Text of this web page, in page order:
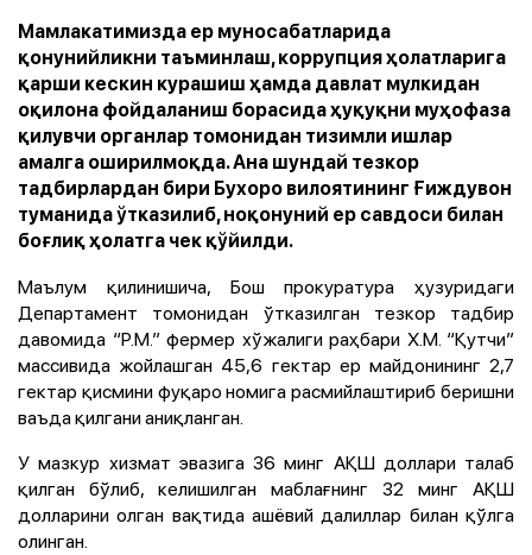
Мамлакатимизда ер муносабатларида
қонунийликни таъминлаш, коррупция ҳолатларига
қарши кескин курашиш ҳамда давлат мулкидан
оқилона фойдаланиш борасида ҳуқуқни муҳофаза
қилувчи органлар томонидан тизимли ишлар
амалга оширилмоқда. Ана шундай тезкор
тадбирлардан бири Бухоро вилоятининг Ғиждувон
туманида ўтказилиб, ноқонуний ер савдоси билан
боғлиқ ҳолатга чек қўйилди.
Маълум қилинишича, Бош прокуратура ҳузуридаги
Департамент томонидан ўтказилган тезкор тадбир
давомида “Р.М.” фермер хўжалиги раҳбари Х.М. “Қутчи”
массивида жойлашган 45,6 гектар ер майдонининг 2,7
гектар қисмини фуқаро номига расмийлаштириб беришни
ваъда қилгани аниқланган.
У мазкур хизмат эвазига 36 минг АҚШ доллари талаб
қилган бўлиб, келишилган маблағнинг 32 минг АҚШ
долларини олган вақтида ашёвий далиллар билан қўлга
олинган.